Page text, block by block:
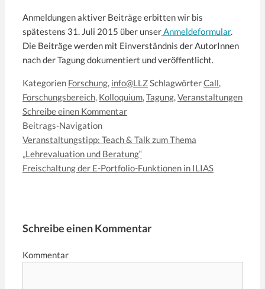
Anmeldungen aktiver Beiträge erbitten wir bis
spätestens 31. Juli 2015 über unserAnmeldeformular.
Die Beiträge werden mit Einverständnis der AutorInnen
nach der Tagung dokumentiert und veröffentlicht.
Kategorien Forschung, info@LLZSchlagwörterCall,
Forschungsbereich, Kolloquium,Tagung,Veranstaltungen
Schreibe einen Kommentar
Beitrags-Navigation
Veranstaltungstipp: Teach & Talk zum Thema
„Lehrevaluation und Beratung“
Freischaltung der E-Portfolio-Funktionen in ILIAS
Schreibe einen Kommentar
Kommentar